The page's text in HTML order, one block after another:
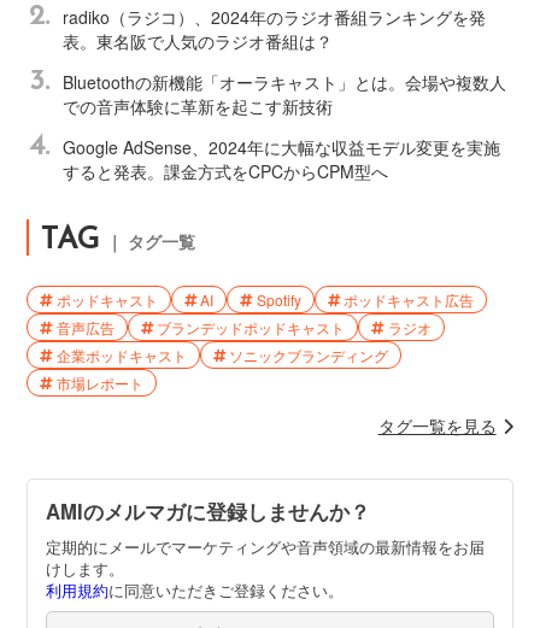
2.
radiko（ラジコ）、2024年のラジオ番組ランキングを発
表。東名阪で人気のラジオ番組は？
3.
Bluetoothの新機能「オーラキャスト」とは。会場や複数人
での音声体験に革新を起こす新技術
4. Google AdSense、2024年に大幅な収益モデル変更を実施
すると発表。課金方式をCPCからCPM型へ
TAG ｜ タグ一覧
ポッドキャスト AI Spotify
ポッドキャスト広告
音声広告
ブランデッドポッドキャスト
ラジオ
企業ポッドキャスト
ソニックブランディング
市場レポート
タグ一覧を見る
AMIのメルマガに登録しませんか？
定期的にメールでマーケティングや音声領域の最新情報をお届
けします。
利用規約に同意いただきご登録ください。